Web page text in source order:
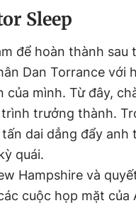
Sleep
để hoàn thành sau
Dan Torrance với
của mình. Từ đây,
trưởng thành.
dai dẳng đẩy anh
quái.
Hampshire và
cuộc họp mặt của